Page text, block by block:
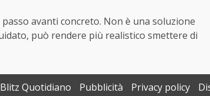
avanti concreto. Non è una soluzione
può rendere più realistico smettere di
Quotidiano Pubblicità Privacy policy